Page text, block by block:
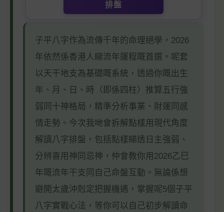
排盤
子平八字作為流傳千年的命理絕學，2026
年依然係香港人睇流年運程嘅首選。呢套
以天干地支為基礎嘅系統，透過你嘅出生
年、月、日、時（即係四柱）推算五行強
弱同十神格局，精準分析事業、財運同感
情走勢。今次我哋會拆解點樣用現代角度
解讀八字排盤，包括點樣睇透日主強弱、
分辨喜用神同忌神，仲會教你用2026乙巳
年嘅流年干支同自己命盤互動。無論係想
避開太歲沖剋定把握機遇，掌握呢5個子平
八字實戰心法，等你可以自己初步解讀命